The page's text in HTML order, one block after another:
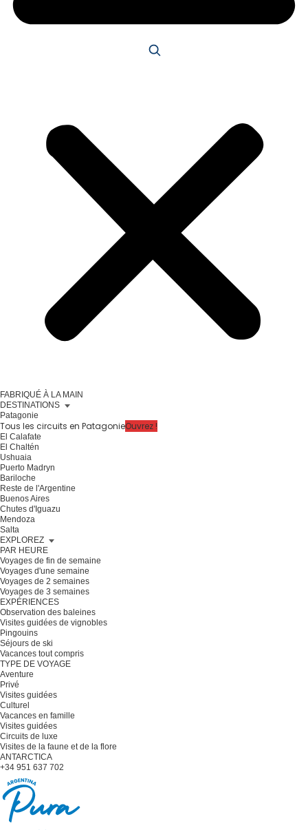
FABRIQUÉ À LA MAIN
DESTINATIONS
Patagonie
Tous les circuits en PatagonieOuvrez !
El Calafate
El Chaltén
Ushuaia
Puerto Madryn
Bariloche
Reste de l'Argentine
Buenos Aires
Chutes d'Iguazu
Mendoza
Salta
EXPLOREZ
PAR HEURE
Voyages de fin de semaine
Voyages d'une semaine
Voyages de 2 semaines
Voyages de 3 semaines
EXPÉRIENCES
Observation des baleines
Visites guidées de vignobles
Pingouins
Séjours de ski
Vacances tout compris
TYPE DE VOYAGE
Aventure
Privé
Visites guidées
Culturel
Vacances en famille
Visites guidées
Circuits de luxe
Visites de la faune et de la flore
ANTARCTICA
+34 951 637 702